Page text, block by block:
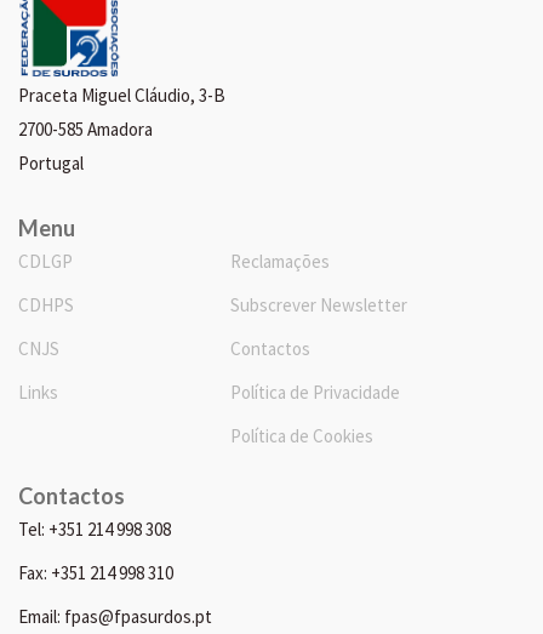
Praceta Miguel Cláudio, 3-B
2700-585 Amadora
Portugal
Menu
CDLGP
CDHPS
CNJS
Links
Reclamações
Subscrever Newsletter
Contactos
Política de Privacidade
Política de Cookies
Contactos
Tel: +351 214 998 308
Fax: +351 214 998 310
Email: fpas@fpasurdos.pt